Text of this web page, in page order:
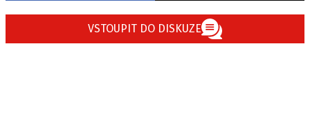
VSTOUPIT DO DISKUZE